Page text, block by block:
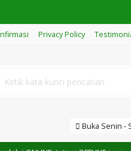
Privacy Policy
Buka Senin -